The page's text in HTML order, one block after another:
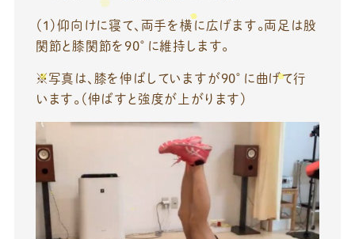
（1）仰向けに寝て、両手を横に広げます。両足は股
関節と膝関節を90°に維持します。
※写真は、膝を伸ばしていますが90°に曲げて行
います。（伸ばすと強度が上がります）